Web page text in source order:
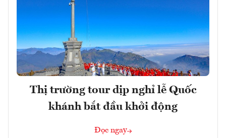
Thị trường tour dịp nghỉ lễ Quốc
khánh bắt đầu khởi động
Đọc ngay